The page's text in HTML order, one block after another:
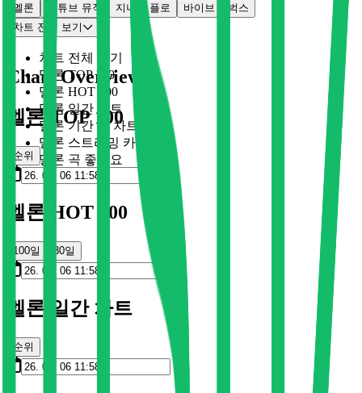
멜론 유튜브 뮤직 지니 플로 바이브
벅스
차트 전체 보기
차트 전체 보기
멜론 TOP 100
멜론 HOT 100
멜론 일간 차트
멜론 기간 별 차트
멜론 스트리밍 카드
멜론 곡 좋아요
Chart Overview
멜론 TOP 100
순위
멜론 HOT 100
100일 30일
멜론 일간 차트
순위